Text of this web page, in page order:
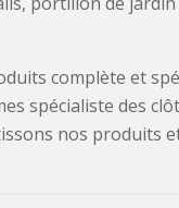
complète et
spécialiste des
nos produits